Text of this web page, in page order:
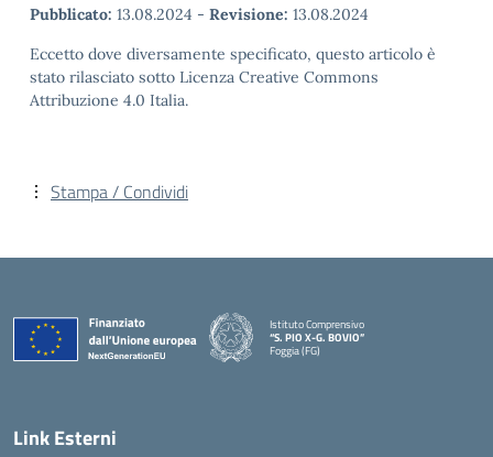
Pubblicato: 13.08.2024 - Revisione: 13.08.2024
Eccetto dove diversamente specificato, questo articolo è
stato rilasciato sotto Licenza Creative Commons
Attribuzione 4.0 Italia.
Stampa / Condividi
Istituto Comprensivo
“S. PIO X-G. BOVIO”
Foggia (FG)
— Visita la pagina iniziale della scuola
Link Esterni